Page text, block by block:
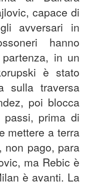
capace di
avversari in
hanno
in un
è stato
sulla traversa
poi blocca
prima di
mettere a terra
non pago, para
ma Rebic è
è avanti. La